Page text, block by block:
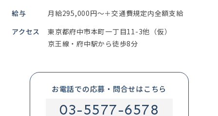
給与
月給295,000円～＋交通費規定内全額支給
アクセス
東京都府中市本町一丁目11-3他（仮）
京王線・府中駅から徒歩8分
お電話での応募・問合せはこちら
03-5577-6578